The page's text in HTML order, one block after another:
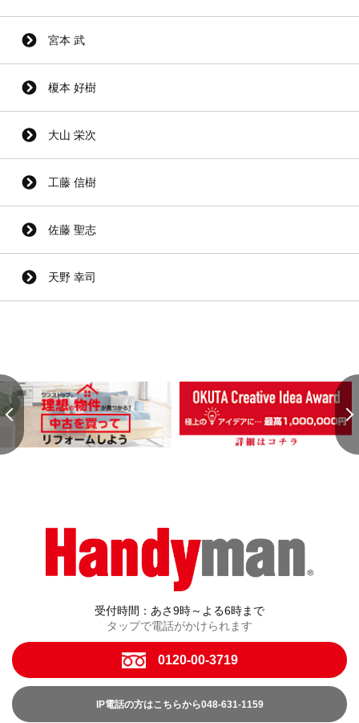
宮本 武
榎本 好樹
大山 栄次
工藤 信樹
佐藤 聖志
天野 幸司
受付時間：あさ9時～よる6時まで
タップで電話がかけられます
0120-00-3719
IP電話の方はこちらから048-631-1159